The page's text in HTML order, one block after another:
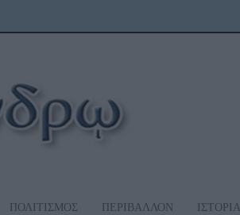
ΠΟΛΙΤΙΣΜΟΣ ΠΕΡΙΒΑΛΛΟΝ ΙΣΤΟΡΙΑ